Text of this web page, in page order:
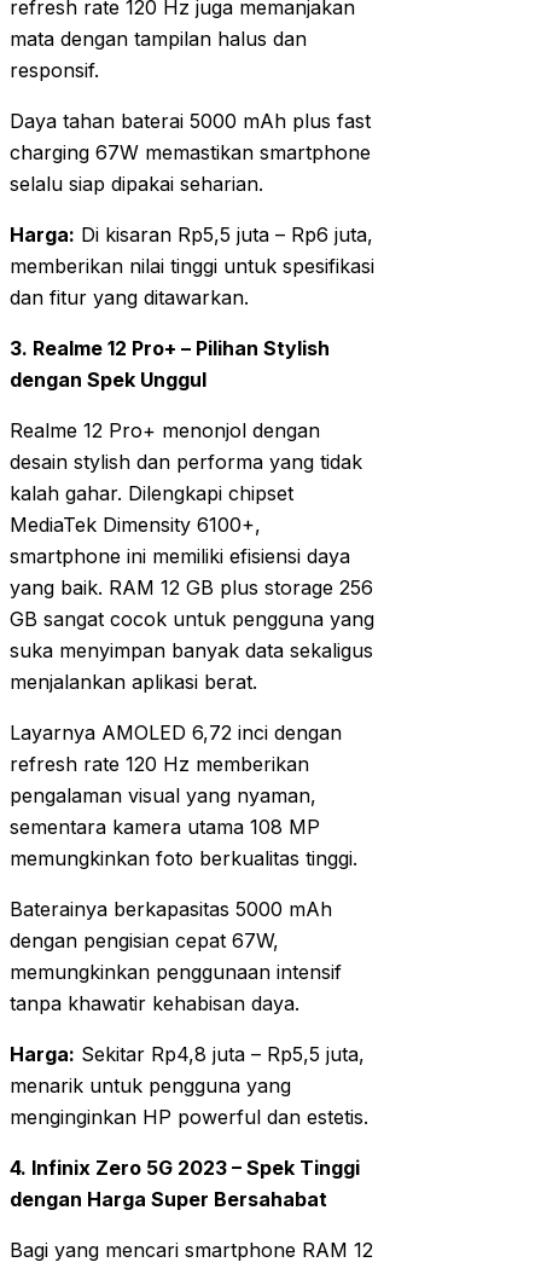
refresh rate 120 Hz juga memanjakan
mata dengan tampilan halus dan
responsif.
Daya tahan baterai 5000 mAh plus fast
charging 67W memastikan smartphone
selalu siap dipakai seharian.
Harga: Di kisaran Rp5,5 juta – Rp6 juta,
memberikan nilai tinggi untuk spesifikasi
dan fitur yang ditawarkan.
3. Realme 12 Pro+ – Pilihan Stylish
dengan Spek Unggul
Realme 12 Pro+ menonjol dengan
desain stylish dan performa yang tidak
kalah gahar. Dilengkapi chipset
MediaTek Dimensity 6100+,
smartphone ini memiliki efisiensi daya
yang baik. RAM 12 GB plus storage 256
GB sangat cocok untuk pengguna yang
suka menyimpan banyak data sekaligus
menjalankan aplikasi berat.
Layarnya AMOLED 6,72 inci dengan
refresh rate 120 Hz memberikan
pengalaman visual yang nyaman,
sementara kamera utama 108 MP
memungkinkan foto berkualitas tinggi.
Baterainya berkapasitas 5000 mAh
dengan pengisian cepat 67W,
memungkinkan penggunaan intensif
tanpa khawatir kehabisan daya.
Harga: Sekitar Rp4,8 juta – Rp5,5 juta,
menarik untuk pengguna yang
menginginkan HP powerful dan estetis.
4. Infinix Zero 5G 2023 – Spek Tinggi
dengan Harga Super Bersahabat
Bagi yang mencari smartphone RAM 12